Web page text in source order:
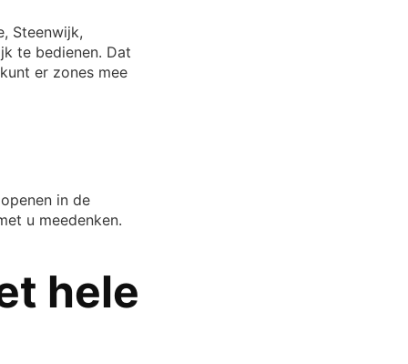
Steenwijk,
te bedienen. Dat
er zones mee
in de
u meedenken.
hele